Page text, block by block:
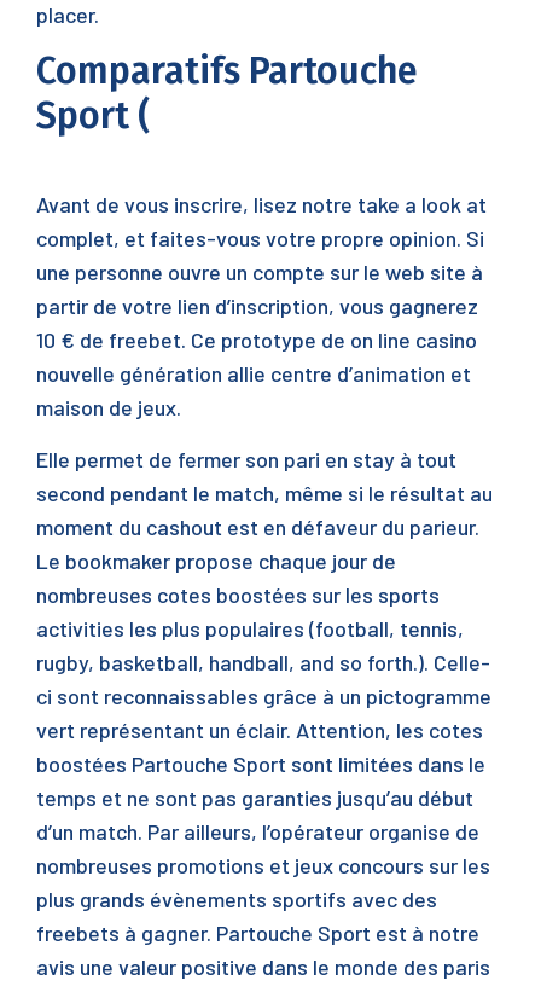
placer.
Comparatifs Partouche
Sport (
Avant de vous inscrire, lisez notre take a look at
complet, et faites-vous votre propre opinion. Si
une personne ouvre un compte sur le web site à
partir de votre lien d’inscription, vous gagnerez
10 € de freebet. Ce prototype de on line casino
nouvelle génération allie centre d’animation et
maison de jeux.
Elle permet de fermer son pari en stay à tout
second pendant le match, même si le résultat au
moment du cashout est en défaveur du parieur.
Le bookmaker propose chaque jour de
nombreuses cotes boostées sur les sports
activities les plus populaires (football, tennis,
rugby, basketball, handball, and so forth.). Celle-
ci sont reconnaissables grâce à un pictogramme
vert représentant un éclair. Attention, les cotes
boostées Partouche Sport sont limitées dans le
temps et ne sont pas garanties jusqu’au début
d’un match. Par ailleurs, l’opérateur organise de
nombreuses promotions et jeux concours sur les
plus grands évènements sportifs avec des
freebets à gagner. Partouche Sport est à notre
avis une valeur positive dans le monde des paris